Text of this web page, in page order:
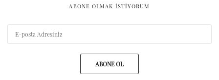
ABONE OLMAK ISTIYORUM
ABONE OL